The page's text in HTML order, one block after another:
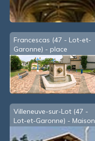
Francescas (47 - Lot-et-
Garonne) - place
Villeneuve-sur-Lot (47 -
Lot-et-Garonne) - Maison
des Associations